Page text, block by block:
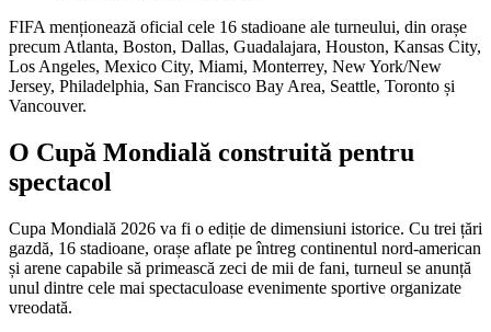
FIFA menționează oficial cele 16 stadioane ale turneului, din orașe
precum Atlanta, Boston, Dallas, Guadalajara, Houston, Kansas City,
Los Angeles, Mexico City, Miami, Monterrey, New York/New
Jersey, Philadelphia, San Francisco Bay Area, Seattle, Toronto și
Vancouver.
O Cupă Mondială construită pentru
spectacol
Cupa Mondială 2026 va fi o ediție de dimensiuni istorice. Cu trei țări
gazdă, 16 stadioane, orașe aflate pe întreg continentul nord-american
și arene capabile să primească zeci de mii de fani, turneul se anunță
unul dintre cele mai spectaculoase evenimente sportive organizate
vreodată.